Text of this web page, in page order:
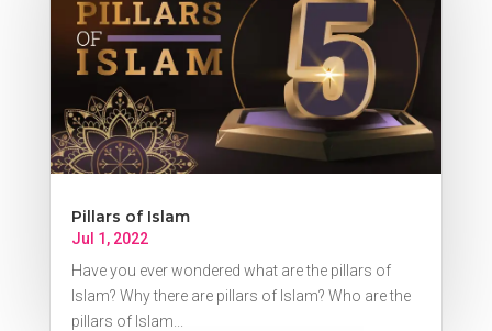
Pillars of Islam
Jul 1, 2022
Have you ever wondered what are the pillars of
Islam? Why there are pillars of Islam? Who are the
pillars of Islam...